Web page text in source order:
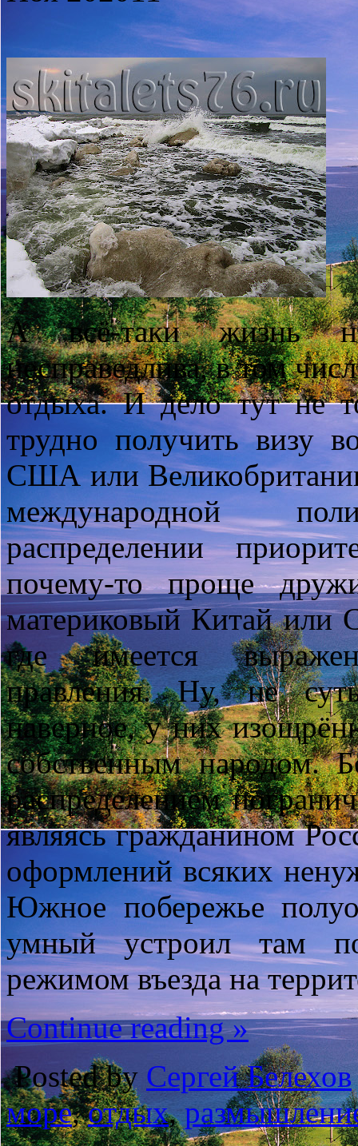
А всё-таки жизнь
несправедлива, в том
отдыха. И дело тут не
трудно получить визу
США или
международной
распределении
почему-то проще
материковый Китай или
где имеется
правления. Ну, не
наверное, у них
собственным народом.
распределением
являясь гражданином
оформлений всяких
Южное побережье
умный устроил там
режимом въезда на
Continue reading »
Posted by Сергей Белехов
море,отдых,